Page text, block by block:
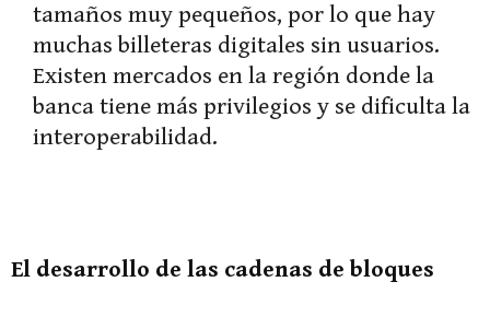
tamaños muy pequeños, por lo que hay
muchas billeteras digitales sin usuarios.
Existen mercados en la región donde la
banca tiene más privilegios y se dificulta la
interoperabilidad.
El desarrollo de las cadenas de bloques